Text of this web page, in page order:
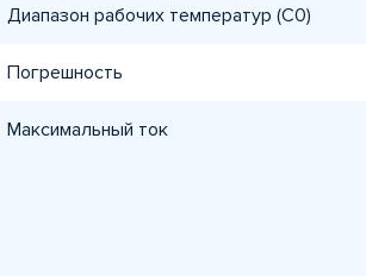
Диапазон рабочих температур (С0)
Погрешность
Максимальный ток